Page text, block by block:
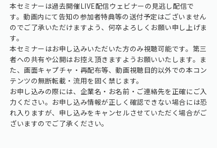
本セミナーは過去開催LIVE配信ウェビナーの見逃し配信で
す。動画内にて告知の参加者特典等の送付予定はございません
のでご了承いただけますよう、何卒よろしくお願い申し上げま
す。
本セミナーはお申し込みいただいた方のみ視聴可能です。第三
者への共有や公開はお控え頂きますようお願いいたします。ま
た、画面キャプチャ・再配布等、動画視聴目的以外での本コン
テンツの無断転載・流用を固く禁じます。
お申し込みの際には、企業名・お名前・ご連絡先を正確にご入
力ください。お申し込み情報が正しく確認できない場合には恐
れ入りますが、申し込みをキャンセルさせていただく場合がご
ざいますのでご了承ください。